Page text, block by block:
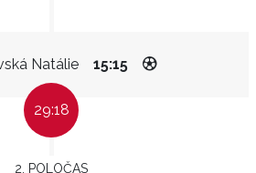
Natálie 15:15
29:18
2. POLOČAS